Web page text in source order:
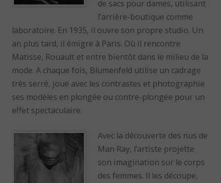
de sacs pour dames, utilisant
l’arrière-boutique comme
laboratoire. En 1935, il ouvre son propre studio. Un
an plus tard, il émigre à Paris. Où il rencontre
Matisse, Rouault et entre bientôt dans le milieu de la
mode. A chaque fois, Blumenfeld utilise un cadrage
très serré, joue avec les contrastes et photographie
ses modèles en plongée ou contre-plongée pour un
effet spectaculaire.
Avec la découverte des nus de
Man Ray, l’artiste projette
son imagination sur le corps
des femmes. Il les découpe,